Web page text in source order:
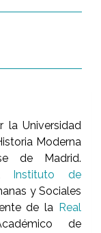
la Universidad
Moderna
de Madrid.
Instituto de
y Sociales
de la Real
de